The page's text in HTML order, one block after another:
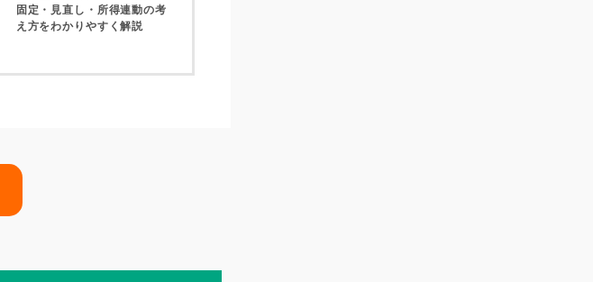
固定・見直し・所得連動の考
え方をわかりやすく解説